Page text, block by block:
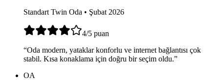
Standart Twin Oda • Şubat 2026
4/5 puan
“Oda modern, yataklar konforlu ve internet bağlantısı çok
stabil. Kısa konaklama için doğru bir seçim oldu.”
OA